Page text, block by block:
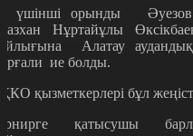
үшінші орынды
Нұртайұлы
Алатау
ие болды.
қызметкерлері бұл
қатысушы